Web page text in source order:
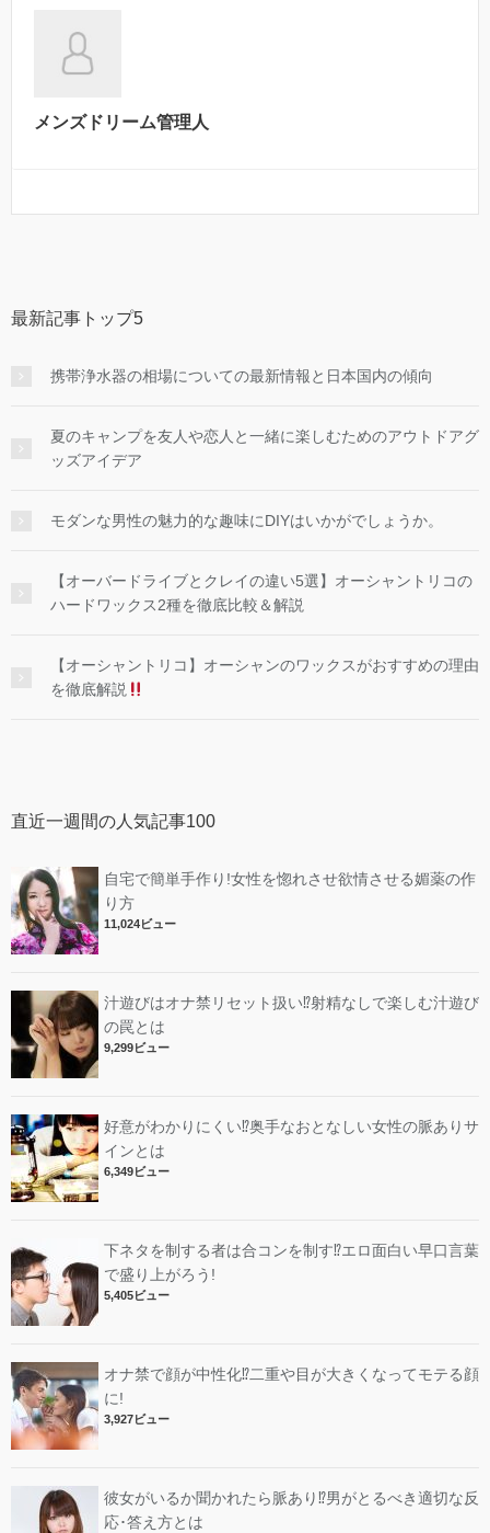
メンズドリーム管理人
最新記事トップ5
携帯浄水器の相場についての最新情報と日本国内の傾向
夏のキャンプを友人や恋人と一緒に楽しむためのアウトドアグ
ッズアイデア
モダンな男性の魅力的な趣味にDIYはいかがでしょうか。
【オーバードライブとクレイの違い5選】オーシャントリコの
ハードワックス2種を徹底比較＆解説
【オーシャントリコ】オーシャンのワックスがおすすめの理由
を徹底解説
直近一週間の人気記事100
自宅で簡単手作り!女性を惚れさせ欲情させる媚薬の作
り方
11,024ビュー
汁遊びはオナ禁リセット扱い⁉︎射精なしで楽しむ汁遊び
の罠とは
9,299ビュー
好意がわかりにくい⁉︎奥手なおとなしい女性の脈ありサ
インとは
6,349ビュー
下ネタを制する者は合コンを制す⁉︎エロ面白い早口言葉
で盛り上がろう!
5,405ビュー
オナ禁で顔が中性化⁉︎二重や目が大きくなってモテる顔
に!
3,927ビュー
彼女がいるか聞かれたら脈あり⁉︎男がとるべき適切な反
応･答え方とは